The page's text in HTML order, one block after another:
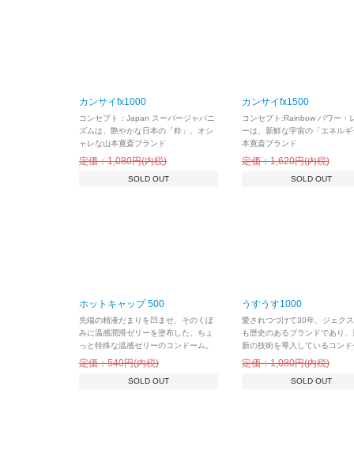
カンサイfx1000
コンセプト：Japan スーパージャパニ
ズムは、艶やかな日本の「粋」、オシ
ャレな山本寛斎ブランド
定価：1,080円(内税)
SOLD OUT
カンサイfx1500
コンセプト:Rainbow パワー・
ーは、新鮮な宇宙の「エネル
本寛斎ブランド
定価：1,620円(内税)
SOLD OUT
ホットキャップ 500
先端の精液だまりを凹ませ、そのくぼ
みに温感潤滑ゼリーを塗布した、ちょ
っと特殊な温感ゼリーのコンドーム。
定価：540円(内税)
SOLD OUT
うすうす1000
愛されつづけて30年、ジェク
も歴史のあるブランドであり
新の技術を導入しているコン
定価：1,080円(内税)
SOLD OUT